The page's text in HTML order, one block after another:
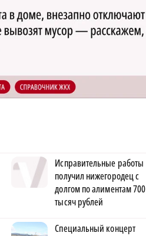
Исправительные работы
получил нижегородец с
долгом по алиментам 700
тысяч рублей
Специальный концерт